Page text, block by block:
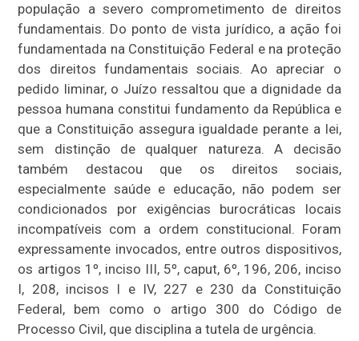
população a severo comprometimento de direitos
fundamentais. Do ponto de vista jurídico, a ação foi
fundamentada na Constituição Federal e na proteção
dos direitos fundamentais sociais. Ao apreciar o
pedido liminar, o Juízo ressaltou que a dignidade da
pessoa humana constitui fundamento da República e
que a Constituição assegura igualdade perante a lei,
sem distinção de qualquer natureza. A decisão
também destacou que os direitos sociais,
especialmente saúde e educação, não podem ser
condicionados por exigências burocráticas locais
incompatíveis com a ordem constitucional. Foram
expressamente invocados, entre outros dispositivos,
os artigos 1º, inciso III, 5º, caput, 6º, 196, 206, inciso
I, 208, incisos I e IV, 227 e 230 da Constituição
Federal, bem como o artigo 300 do Código de
Processo Civil, que disciplina a tutela de urgência.